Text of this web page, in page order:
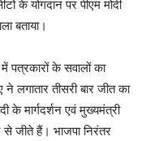
के योगदान पर पीएम मोदी
बताया।
पत्रकारों के सवालों का
लगातार तीसरी बार जीत का
के मार्गदर्शन एवं मुख्यमंत्री
से जीते हैं। भाजपा निरंतर